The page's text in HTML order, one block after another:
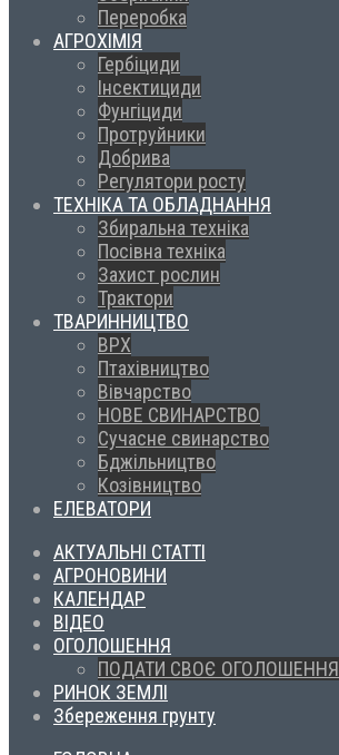
Переробка
АГРОХІМІЯ
Гербіциди
Інсектициди
Фунгіциди
Протруйники
Добрива
Регулятори росту
ТЕХНІКА ТА ОБЛАДНАННЯ
Збиральна техніка
Посівна техніка
Захист рослин
Трактори
ТВАРИННИЦТВО
ВРХ
Птахівництво
Вівчарство
НОВЕ СВИНАРСТВО
Сучасне свинарство
Бджільництво
Козівництво
ЕЛЕВАТОРИ
АКТУАЛЬНІ СТАТТІ
АГРОНОВИНИ
КАЛЕНДАР
ВІДЕО
ОГОЛОШЕННЯ
ПОДАТИ СВОЄ ОГОЛОШЕННЯ
РИНОК ЗЕМЛІ
Збереження грунту